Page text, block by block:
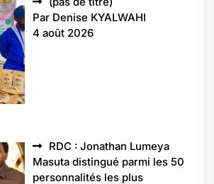
5496
Par Denise KYALWAHI
4 août 2026
RDC : Jonathan Lumeya
Masuta distingué parmi les 50
personnalités les plus